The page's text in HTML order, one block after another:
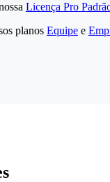
Licença Pro
planos Equipe e